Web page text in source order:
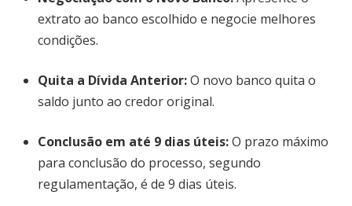
extrato ao banco escolhido e negocie melhores
condições.
Quita a Dívida Anterior:O novo banco quita o
saldo junto ao credor original.
Conclusão em até 9 dias úteis:O prazo máximo
para conclusão do processo, segundo
regulamentação, é de 9 dias úteis.